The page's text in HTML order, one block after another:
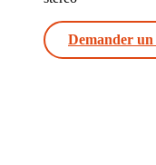
Demander un